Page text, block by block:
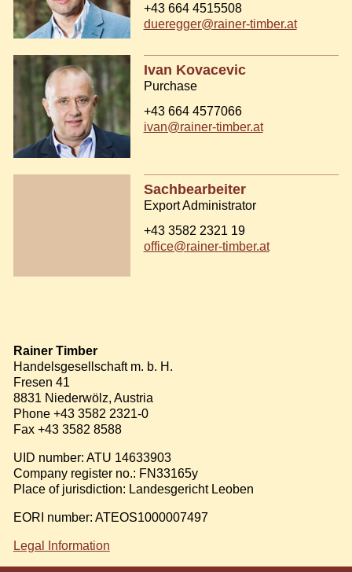
Rainer Timber
Handelsgesellschaft m. b. H.
Fresen 41
8831 Niederwölz, Austria
Phone +43 3582 2321-0
Fax +43 3582 8588
UID number: ATU 14633903
Company register no.: FN33165y
Place of jurisdiction: Landesgericht Leoben
EORI number: ATEOS1000007497
Legal Information
+43 664 4515508
dueregger@rainer-timber.at
Ivan Kovacevic
Purchase
+43 664 4577066
ivan@rainer-timber.at
Sachbearbeiter
Export Administrator
+43 3582 2321 19
office@rainer-timber.at